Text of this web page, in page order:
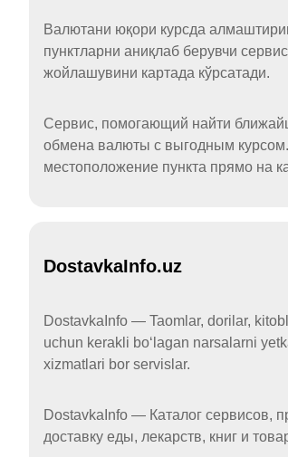
Валютани юқори курсда
пунктларни аниқлаб берувчи
жойлашувини картада кўрсатади.
Сервис, помогающий найти
обмена валюты с выгодным
местоположение пункта прямо на
DostavkaInfo.uz
DostavkaInfo — Taomlar, dorilar,
uchun kerakli boʻlagan narsalarni
xizmatlari bor servislar.
DostavkaInfo — Каталог сервисов,
доставку еды, лекарств, книг и